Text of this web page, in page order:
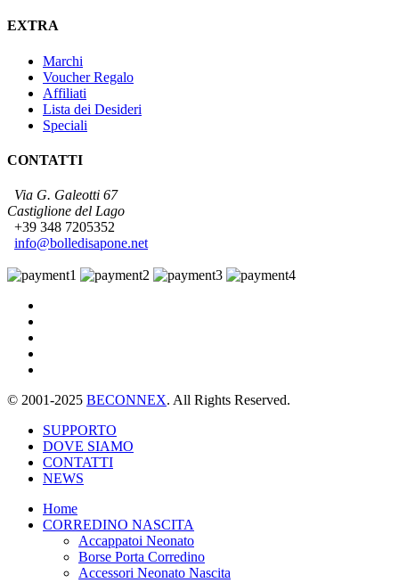
EXTRA
Marchi
Voucher Regalo
Affiliati
Lista dei Desideri
Speciali
CONTATTI
Via G. Galeotti 67
Castiglione del Lago
+39 348 7205352
info@bolledisapone.net
© 2001-2025 BECONNEX. All Rights Reserved.
SUPPORTO
DOVE SIAMO
CONTATTI
NEWS
Home
CORREDINO NASCITA
Accappatoi Neonato
Borse Porta Corredino
Accessori Neonato Nascita